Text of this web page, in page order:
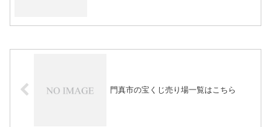
門真市の宝くじ売り場一覧はこちら